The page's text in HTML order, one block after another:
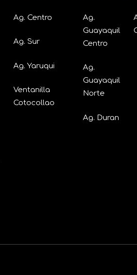
Ag. Centro
Ag. Sur
Ag. Yaruqui
Ventanilla
Cotocollao
Ag.
Guayaquil
Centro
Ag.
Guayaquil
Norte
Ag. Duran